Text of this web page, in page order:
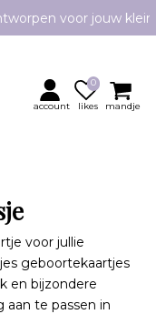
voor jouw
advies
account likes
0
mandje
voor jullie
geboortekaartjes
en bijzondere
aan te passen in